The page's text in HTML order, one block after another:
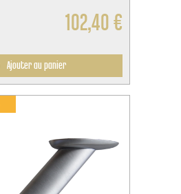
102,40 €
Ajouter au panier